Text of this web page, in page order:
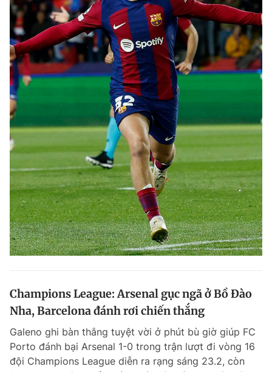
Champions League: Arsenal gục ngã ở Bồ Đào
Nha, Barcelona đánh rơi chiến thắng
Galeno ghi bàn thắng tuyệt vời ở phút bù giờ giúp FC
Porto đánh bại Arsenal 1-0 trong trận lượt đi vòng 16
đội Champions League diễn ra rạng sáng 23.2, còn